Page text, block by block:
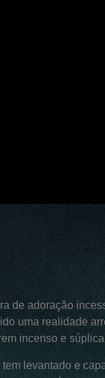
de adoração
uma realidade
incenso e
levantado e